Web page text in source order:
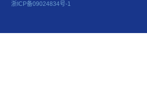
浙ICP备09024834号-1